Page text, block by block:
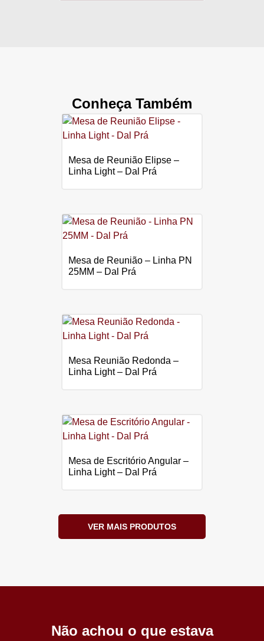
Conheça Também
Mesa de Reunião Elipse –
Linha Light – Dal Prá
Mesa de Reunião – Linha PN
25MM – Dal Prá
Mesa Reunião Redonda –
Linha Light – Dal Prá
Mesa de Escritório Angular –
Linha Light – Dal Prá
VER MAIS PRODUTOS
Não achou o que estava